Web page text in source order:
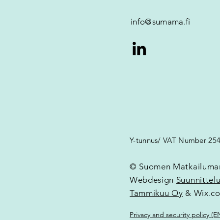
info@sumama.fi
Y-tunnus/ VAT Number
© Suomen
Webdesign
Tammikuu Oy &
Privacy and security policy